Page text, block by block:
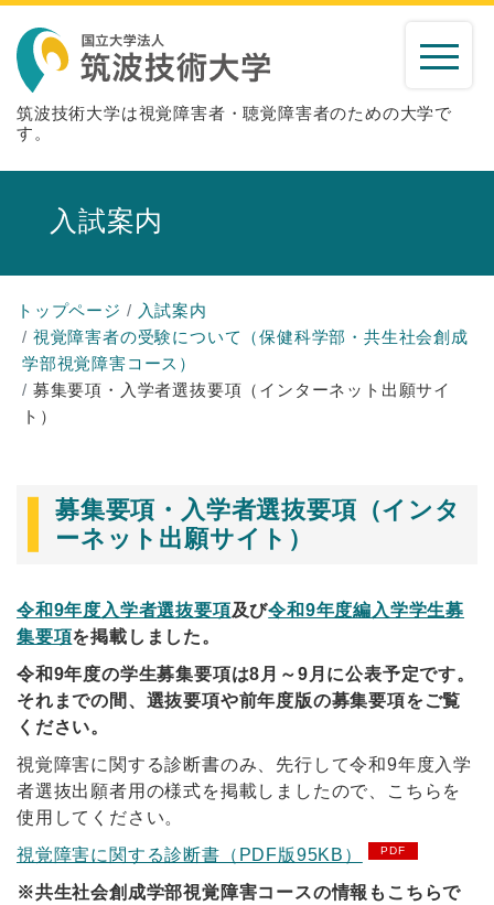
筑波技術大学は視覚障害者・聴覚障害者のための大学で
す。
入試案内
トップページ
入試案内
視覚障害者の受験について（保健科学部・共生社会創成
学部視覚障害コース）
募集要項・入学者選抜要項（インターネット出願サイ
ト）
募集要項・入学者選抜要項（インタ
ーネット出願サイト）
令和9年度入学者選抜要項及び令和9年度編入学学生募
集要項を掲載しました。
令和9年度の学生募集要項は8月～9月に公表予定です。
それまでの間、選抜要項や前年度版の募集要項をご覧
ください。
視覚障害に関する診断書のみ、先行して令和9年度入学
者選抜出願者用の様式を掲載しましたので、こちらを
使用してください。
視覚障害に関する診断書（PDF版95KB）
※共生社会創成学部視覚障害コースの情報もこちらで